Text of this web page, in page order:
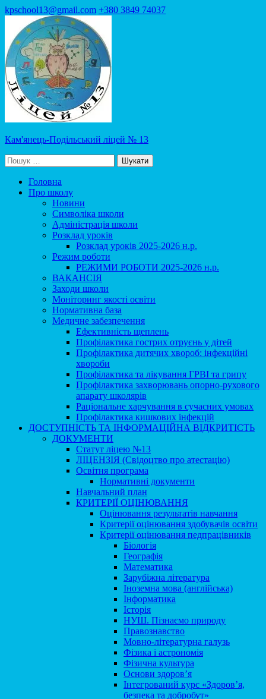
Перейти
вмісту
(натисніть
Enter)
kpschool13@gmail.com +380 3849 74037
Кам'янець-Подільський ліцей № 13
Пошук:
Головна
Про школу
Новини
Символіка школи
Адміністрація школи
Розклад уроків
Розклад уроків 2025-2026 н.р.
Режим роботи
РЕЖИМИ РОБОТИ 2025-2026 н.р.
ВАКАНСІЯ
Заходи школи
Моніторинг якості освіти
Нормативна база
Медичне забезпечення
Ефективність щеплень
Профілактика гострих отруєнь у дітей
Профілактика дитячих хвороб: інфекційні
хвороби
Профілактика та лікування ГРВІ та грипу
Профілактика захворювань опорно-рухового
апарату школярів
Раціональне харчування в сучасних умовах
Профілактика кишкових інфекцій
ДОСТУПНІСТЬ ТА ІНФОРМАЦІЙНА ВІДКРИТІСТЬ
ДОКУМЕНТИ
Статут ліцею №13
ЛІЦЕНЗІЯ (Свідоцтво про атестацію)
Освітня програма
Нормативні документи
Навчальний план
КРИТЕРІЇ ОЦІНЮВАННЯ
Оцінювання результатів навчання
Критерії оцінювання здобувачів освіти
Критерії оцінювання педпрацівників
Біологія
Географія
Математика
Зарубіжна література
Іноземна мова (англійська)
Інформатика
Історія
НУШ. Пізнаємо природу
Правознавство
Мовно-літературна галузь
Фізика і астрономія
Фізична культура
Основи здоров’я
Інтегрований курс «Здоров’я,
безпека та добробут»